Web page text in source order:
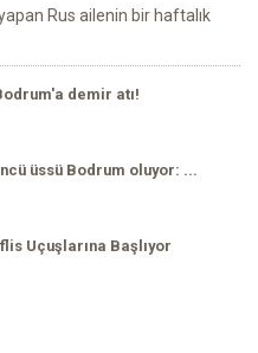
Rus ailenin bir haftalık
demir atı!
üssü Bodrum oluyor: ...
Uçuşlarına Başlıyor